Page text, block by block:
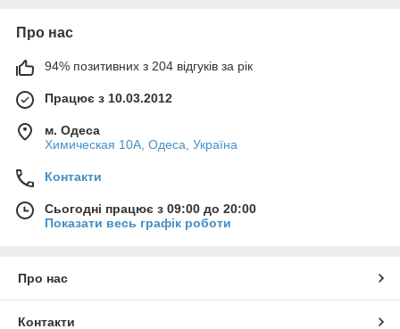
Про нас
94% позитивних з 204 відгуків за рік
Працює з 10.03.2012
м. Одеса
Химическая 10А, Одеса, Україна
Контакти
Сьогодні працює з 09:00 до 20:00
Показати весь графік роботи
Про нас
Контакти